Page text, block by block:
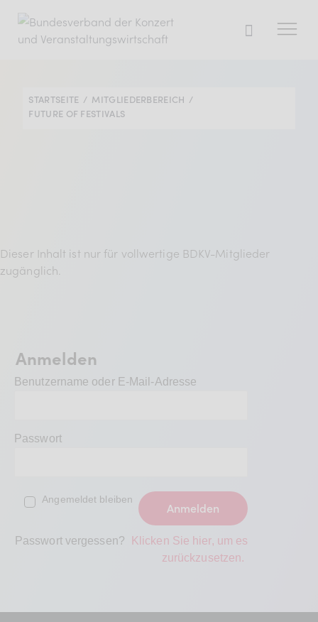
STARTSEITE
MITGLIEDERBEREICH
FUTURE OF FESTIVALS
Dieser Inhalt ist nur für vollwertige BDKV-Mitglieder
zugänglich.
Anmelden
Benutzername oder E-Mail-Adresse
Passwort
Angemeldet bleiben
Passwort vergessen?
Klicken Sie hier, um es
zurückzusetzen.
Der BDKV
Mitgliederbereich
Juristische Beratung und
Services